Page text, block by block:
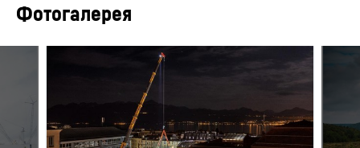
Фотогалерея